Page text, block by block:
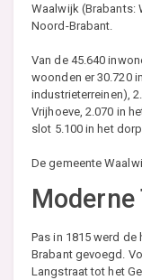
Waalwijk (Brabants:
Noord-Brabant.
Van de 45.640
woonden er 30.720
industrieterreinen),
Vrijhoeve, 2.070 in
slot 5.100 in het
De gemeente
Moderne
Pas in 1815 werd
Brabant gevoegd.
Langstraat tot het